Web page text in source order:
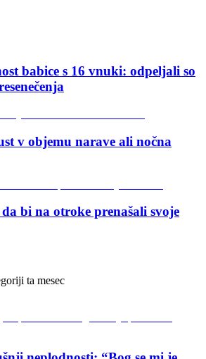
babice s 16 vnuki: odpeljali so
v objemu narave ali nočna
bi na otroke prenašali svoje
ta mesec